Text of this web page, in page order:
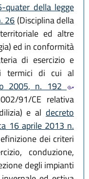
quater della legge
26 (Disciplina della
ed altre
ed in conformità
di esercizio e
termici di cui al
2005, n. 192
91/CE relativa
e al decreto
16 aprile 2013 n.
dei criteri
conduzione,
degli impianti